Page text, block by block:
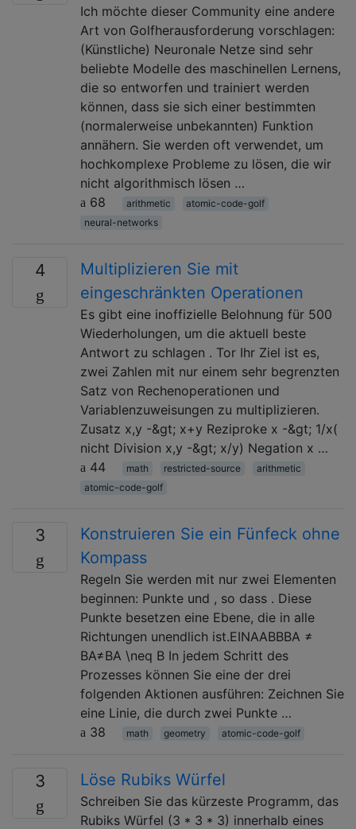
Ich möchte dieser Community eine andere
Art von Golfherausforderung vorschlagen:
(Künstliche) Neuronale Netze sind sehr
beliebte Modelle des maschinellen Lernens,
die so entworfen und trainiert werden
können, dass sie sich einer bestimmten
(normalerweise unbekannten) Funktion
annähern. Sie werden oft verwendet, um
hochkomplexe Probleme zu lösen, die wir
nicht algorithmisch lösen …
68
arithmetic
atomic-code-golf
neural-networks
4
Multiplizieren Sie mit
eingeschränkten Operationen
Es gibt eine inoffizielle Belohnung für 500
Wiederholungen, um die aktuell beste
Antwort zu schlagen . Tor Ihr Ziel ist es,
zwei Zahlen mit nur einem sehr begrenzten
Satz von Rechenoperationen und
Variablenzuweisungen zu multiplizieren.
Zusatz x,y -&gt; x+y Reziproke x -&gt; 1/x(
nicht Division x,y -&gt; x/y) Negation x …
44
math restricted-source
arithmetic
atomic-code-golf
3
Konstruieren Sie ein Fünfeck ohne
Kompass
Regeln Sie werden mit nur zwei Elementen
beginnen: Punkte und , so dass . Diese
Punkte besetzen eine Ebene, die in alle
Richtungen unendlich ist.EINAABBBA ≠
BA≠BA \neq B In jedem Schritt des
Prozesses können Sie eine der drei
folgenden Aktionen ausführen: Zeichnen Sie
eine Linie, die durch zwei Punkte …
38
math geometry atomic-code-golf
3 Löse Rubiks Würfel
Schreiben Sie das kürzeste Programm, das
Rubiks Würfel (3 * 3 * 3) innerhalb eines